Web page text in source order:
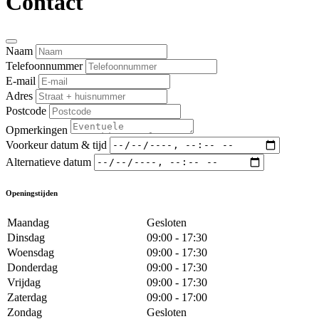
Naam
Telefoonnummer
E-mail
Adres
Postcode
Opmerkingen
Voorkeur datum & tijd
Alternatieve datum
Openingstijden
Maandag
Gesloten
Dinsdag
09:00 - 17:30
Woensdag
09:00 - 17:30
Donderdag
09:00 - 17:30
Vrijdag
09:00 - 17:30
Zaterdag
09:00 - 17:00
Zondag
Gesloten